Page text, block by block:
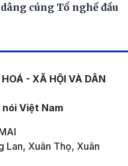
cúng Tổ nghề đầu
- XÃ HỘI VÀ DÂN
Việt Nam
Lan, Xuân Thọ, Xuân